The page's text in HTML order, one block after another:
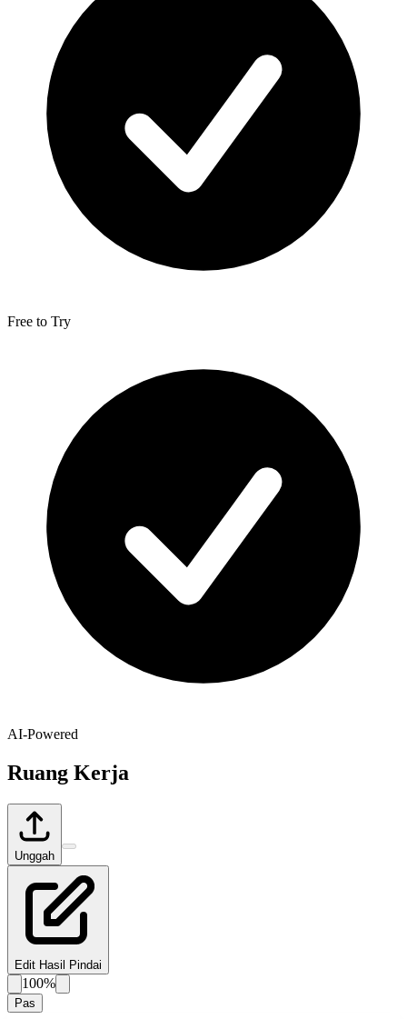
Free to Try
AI-Powered
Ruang Kerja
Unggah
Edit Hasil Pindai
100%
Pas